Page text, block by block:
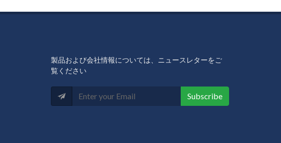
製品および会社情報については、ニュースレターをご
覧ください
Subscribe